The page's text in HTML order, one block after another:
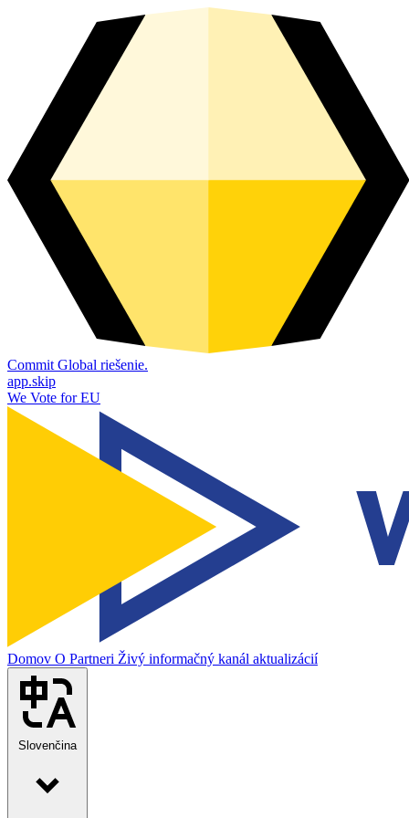
Commit Global riešenie.
app.skip
We Vote for EU
Domov O Partneri Živý informačný kanál aktualizácií
Slovenčina